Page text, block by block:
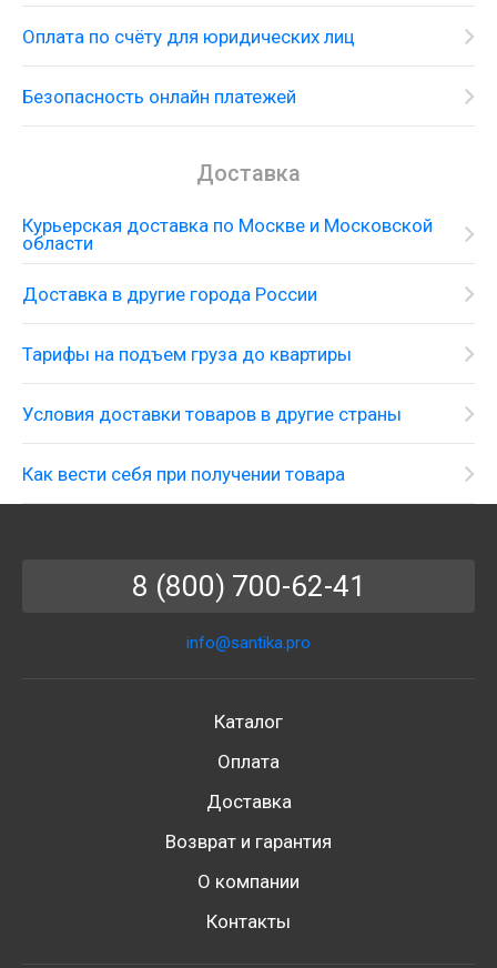
Оплата по счёту для юридических лиц
Безопасность онлайн платежей
Доставка
Курьерская доставка по Москве и Московской
области
Доставка в другие города России
Тарифы на подъем груза до квартиры
Условия доставки товаров в другие страны
Как вести себя при получении товара
8 (800) 700-62-41
info@santika.pro
Каталог
Оплата
Доставка
Возврат и гарантия
О компании
Контакты